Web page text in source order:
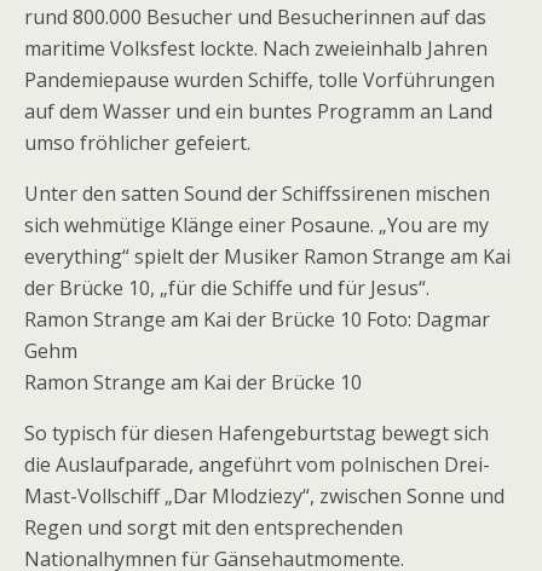
rund 800.000 Besucher und Besucherinnen auf das
maritime Volksfest lockte. Nach zweieinhalb Jahren
Pandemiepause wurden Schiffe, tolle Vorführungen
auf dem Wasser und ein buntes Programm an Land
umso fröhlicher gefeiert.
Unter den satten Sound der Schiffssirenen mischen
sich wehmütige Klänge einer Posaune. „You are my
everything“ spielt der Musiker Ramon Strange am Kai
der Brücke 10, „für die Schiffe und für Jesus“.
Ramon Strange am Kai der Brücke 10 Foto: Dagmar
Gehm
Ramon Strange am Kai der Brücke 10
So typisch für diesen Hafengeburtstag bewegt sich
die Auslaufparade, angeführt vom polnischen Drei-
Mast-Vollschiff „Dar Mlodziezy“, zwischen Sonne und
Regen und sorgt mit den entsprechenden
Nationalhymnen für Gänsehautmomente.